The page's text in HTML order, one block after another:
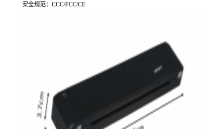
安全规范：CCC/FCC/CE